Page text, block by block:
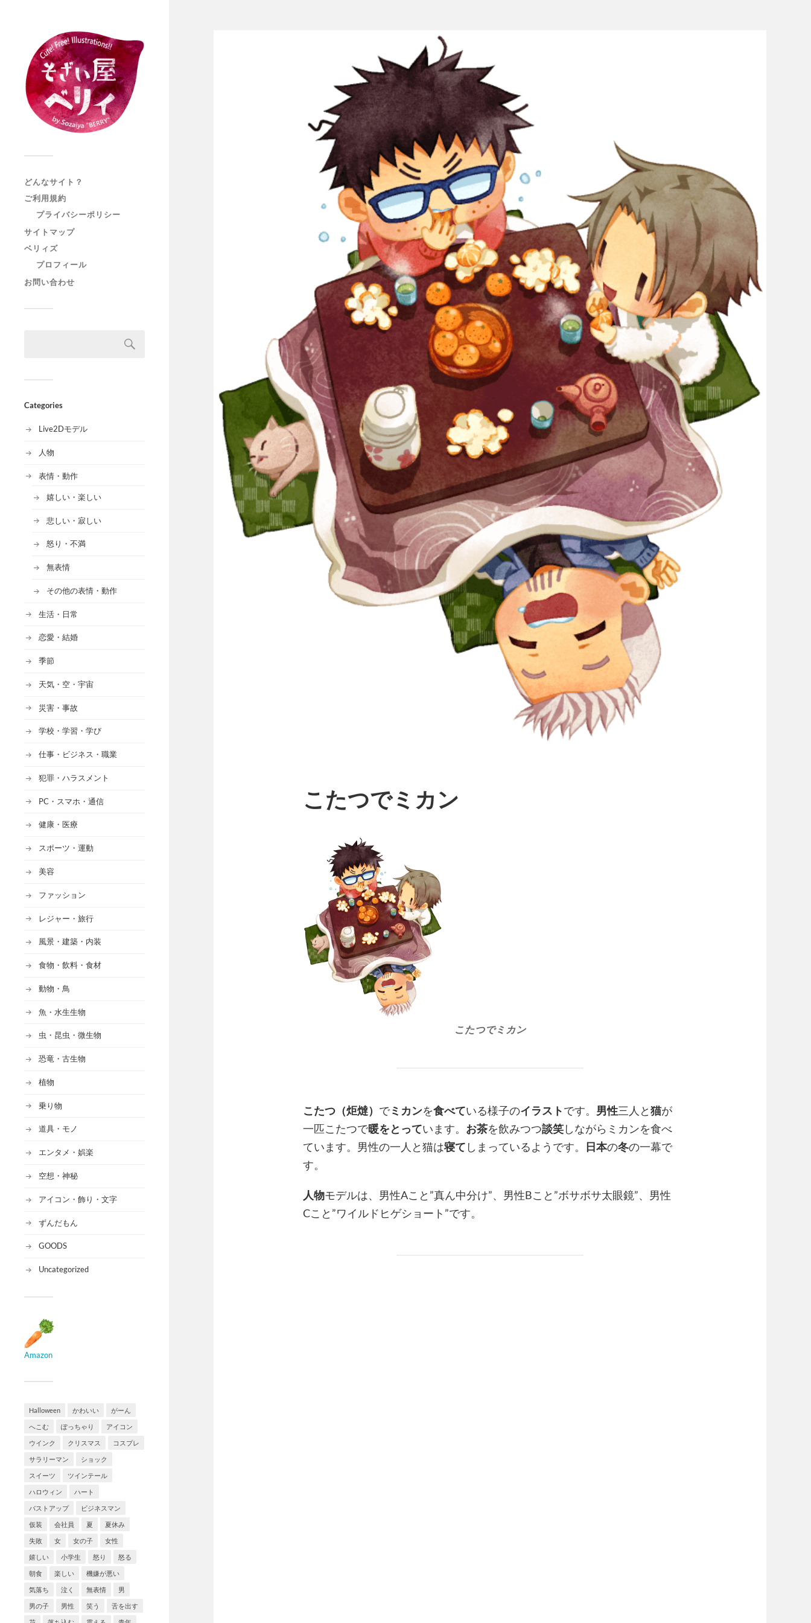
どんなサイト？
ご利用規約
プライバシーポリシー
サイトマップ
ベリィズ
プロフィール
お問い合わせ
Categories
Live2Dモデル
人物
表情・動作
嬉しい・楽しい
悲しい・寂しい
怒り・不満
無表情
その他の表情・動作
生活・日常
恋愛・結婚
季節
天気・空・宇宙
災害・事故
学校・学習・学び
仕事・ビジネス・職業
犯罪・ハラスメント
PC・スマホ・通信
健康・医療
スポーツ・運動
美容
ファッション
レジャー・旅行
風景・建築・内装
食物・飲料・食材
動物・鳥
魚・水生生物
虫・昆虫・微生物
恐竜・古生物
植物
乗り物
道具・モノ
エンタメ・娯楽
空想・神秘
アイコン・飾り・文字
ずんだもん
GOODS
Uncategorized
Amazon
Halloween かわいい がーん
へこむ ぽっちゃり アイコン
ウインク クリスマス コスプレ
サラリーマン ショック
スイーツ ツインテール
ハロウィン ハート
バストアップ ビジネスマン
仮装 会社員 夏 夏休み
失敗 女 女の子 女性
嬉しい 小学生 怒り 怒る
朝食 楽しい 機嫌が悪い
気落ち 泣く 無表情 男
男の子 男性 笑う 舌を出す
こたつでミカン
こたつでミカン
こたつ（炬燵） でミカンを食べている様子のイラストです。 男性三人と猫が
一匹こたつで暖をとっています。 お茶を飲みつつ談笑しながらミカンを食べ
ています。男性の一人と猫は寝て しまっているようです。 日本の冬の一幕で
す。
人物モデルは、男性Aこと”真ん中分け”、男性Bこと”ボサボサ太眼鏡”、男性
Cこと”ワイルドヒゲショート”です。